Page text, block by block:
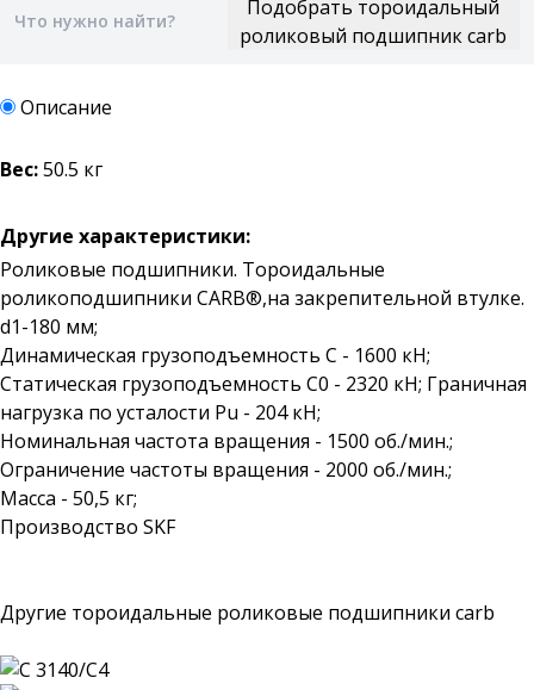
Описание
Вес:50.5 кг
Другие характеристики:
Роликовые подшипники. Тороидальные
роликоподшипники CARB®,на закрепительной втулке.
d1-180 мм;
Динамическая грузоподъемность C - 1600 кН;
Статическая грузоподъемность C0 - 2320 кН; Граничная
нагрузка по усталости Pu - 204 кН;
Номинальная частота вращения - 1500 об./мин.;
Ограничение частоты вращения - 2000 об./мин.;
Масса - 50,5 кг;
Производство SKF
Другие тороидальные роликовые подшипники carb